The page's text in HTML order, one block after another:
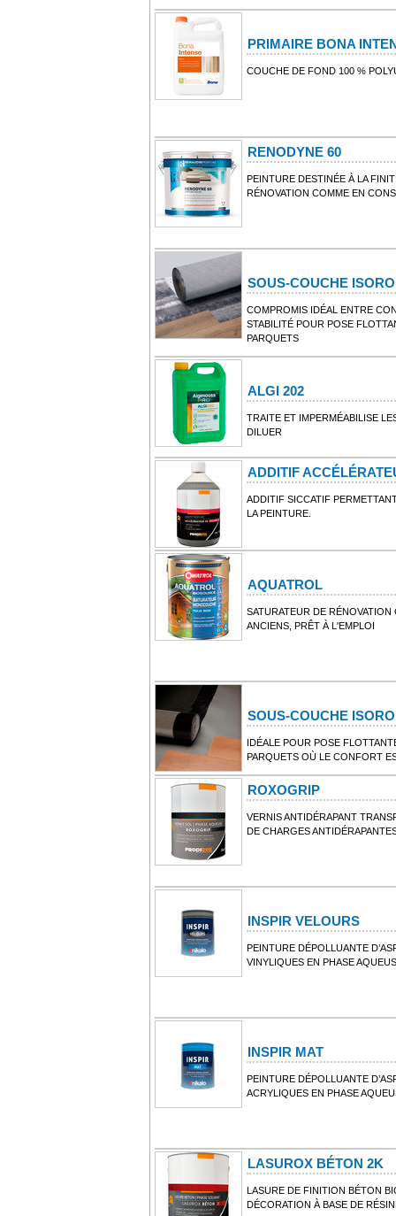
PRIMAIRE BONA
COUCHE DE FOND 100 %
RENODYNE 60
PEINTURE DESTINÉE À LA
RÉNOVATION COMME EN
SOUS-COUCHE
COMPROMIS IDÉAL ENTRE
STABILITÉ POUR POSE
PARQUETS
ALGI 202
TRAITE ET IMPERMÉABILISE
DILUER
ADDITIF
ADDITIF SICCATIF
LA PEINTURE.
AQUATROL
SATURATEUR DE
ANCIENS, PRÊT À L'EMPLOI
SOUS-COUCHE
IDÉALE POUR POSE
PARQUETS OÙ LE CONFORT
ROXOGRIP
VERNIS ANTIDÉRAPANT
DE CHARGES
INSPIR VELOURS
PEINTURE DÉPOLLUANTE
VINYLIQUES EN PHASE
INSPIR MAT
PEINTURE DÉPOLLUANTE
ACRYLIQUES EN PHASE
LASUROX BÉTON 2K
LASURE DE FINITION BÉTON
DÉCORATION À BASE DE